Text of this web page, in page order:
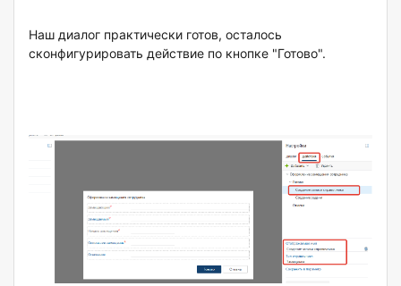
Наш диалог практически готов, осталось
сконфигурировать действие по кнопке "Готово".